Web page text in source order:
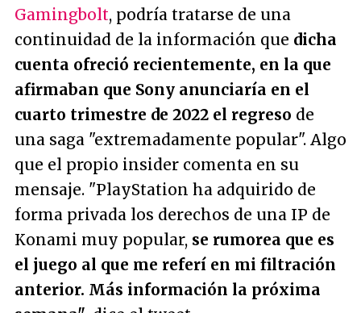
Gamingbolt, podría tratarse de una
continuidad de la información que dicha
cuenta ofreció recientemente, en la que
afirmaban que Sony anunciaría en el
cuarto trimestre de 2022 el regreso de
una saga "extremadamente popular". Algo
que el propio insider comenta en su
mensaje. "PlayStation ha adquirido de
forma privada los derechos de una IP de
Konami muy popular, se rumorea que es
el juego al que me referí en mi filtración
anterior. Más información la próxima